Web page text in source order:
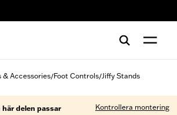
Accessories/Foot Controls/Jiffy Stands
delen passar Kontrollera montering